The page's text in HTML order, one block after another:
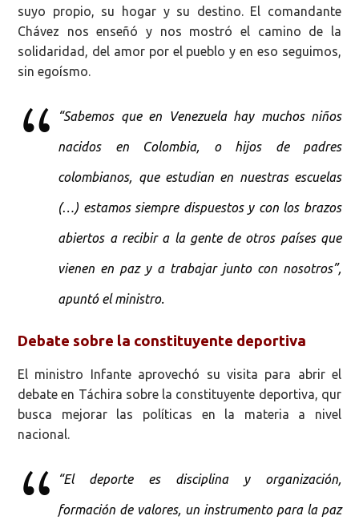
suyo propio, su hogar y su destino. El comandante
Chávez nos enseñó y nos mostró el camino de la
solidaridad, del amor por el pueblo y en eso seguimos,
sin egoísmo.
“Sabemos que en Venezuela hay muchos niños
nacidos en Colombia, o hijos de padres
colombianos, que estudian en nuestras escuelas
(…) estamos siempre dispuestos y con los brazos
abiertos a recibir a la gente de otros países que
vienen en paz y a trabajar junto con nosotros”,
apuntó el ministro.
Debate sobre la constituyente deportiva
El ministro Infante aprovechó su visita para abrir el
debate en Táchira sobre la constituyente deportiva, qur
busca mejorar las políticas en la materia a nivel
nacional.
“El deporte es disciplina y organización,
formación de valores, un instrumento para la paz